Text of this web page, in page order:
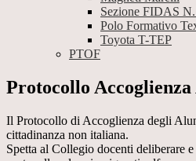
Sezione FIDAS
Polo Formativo
Toyota T-TEP
PTOF
Protocollo
Il Protocollo di Accoglienza degli
cittadinanza non italiana.
Spetta al Collegio docenti deliberare